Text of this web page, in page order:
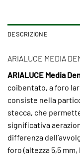
DESCRIZIONE
ARIALUCE MEDIA
ARIALUCE Media
coibentato, a foro
consiste nella
stecca, che
significativa
differenza
foro (altezza 5,5